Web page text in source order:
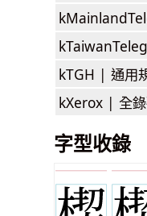
kTGH | 通用
kXerox | 全
字型收錄